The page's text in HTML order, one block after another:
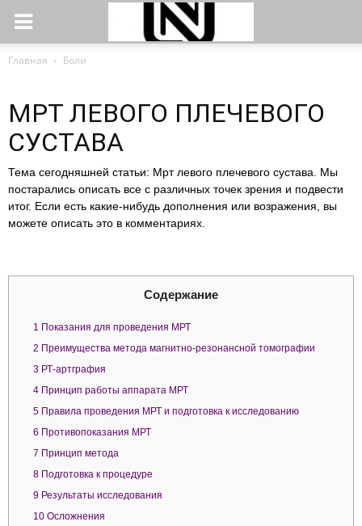
Главная Боли
МРТ ЛЕВОГО ПЛЕЧЕВОГО
СУСТАВА
Тема сегодняшней статьи: Мрт левого плечевого сустава. Мы
постарались описать все с различных точек зрения и подвести
итог. Если есть какие-нибудь дополнения или возражения, вы
можете описать это в комментариях.
Содержание
1 Показания для проведения МРТ
2 Преимущества метода магнитно-резонансной томографии
3 РТ-артграфия
4 Принцип работы аппарата МРТ
5 Правила проведения МРТ и подготовка к исследованию
6 Противопоказания МРТ
7 Принцип метода
8 Подготовка к процедуре
9 Результаты исследования
10 Осложнения